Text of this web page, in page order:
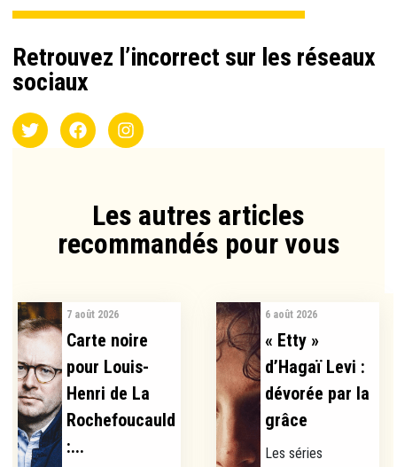
Retrouvez l’incorrect sur les réseaux
sociaux
Les autres articles
recommandés pour vous​
7 août 2026
Carte noire
pour Louis-
Henri de La
Rochefoucauld
:...
6 août 2026
« Etty »
d’Hagaï Levi :
dévorée par la
grâce
Les séries